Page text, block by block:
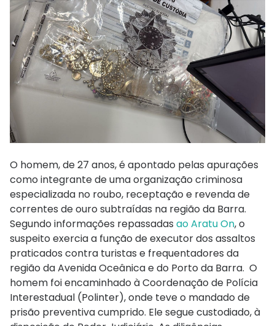
O homem, de 27 anos, é apontado pelas apurações
como integrante de uma organização criminosa
especializada no roubo, receptação e revenda de
correntes de ouro subtraídas na região da Barra.
Segundo informações repassadas ao Aratu On, o
suspeito exercia a função de executor dos assaltos
praticados contra turistas e frequentadores da
região da Avenida Oceânica e do Porto da Barra. O
homem foi encaminhado à Coordenação de Polícia
Interestadual (Polinter), onde teve o mandado de
prisão preventiva cumprido. Ele segue custodiado, à